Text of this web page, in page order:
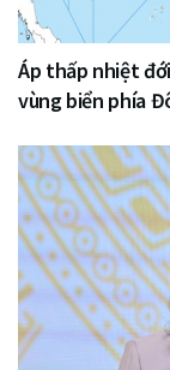
Áp thấp nhiệt
vùng biển phía